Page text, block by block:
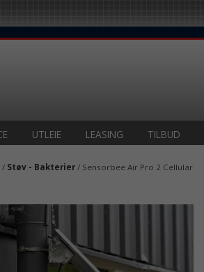
UTLEIE LEASING TILBUD
/ Støv - Bakterier / Sensorbee Air Pro 2 Cellular